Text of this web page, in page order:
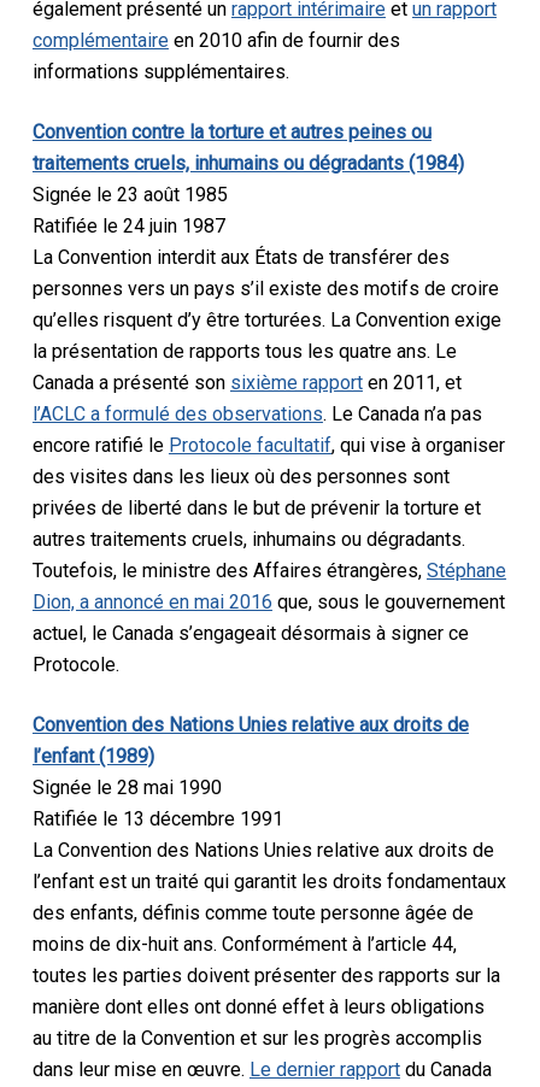
également présenté un rapport intérimaireet un rapport
complémentaireen 2010 afin de fournir des
informations supplémentaires.
Convention contre la torture et autres peines ou
traitements cruels, inhumains ou dégradants (1984)
Signée le 23 août 1985
Ratifiée le 24 juin 1987
La Convention interdit aux États de transférer des
personnes vers un pays s’il existe des motifs de croire
qu’elles risquent d’y être torturées. La Convention exige
la présentation de rapports tous les quatre ans. Le
Canada a présenté son sixième rapporten 2011, et
l’ACLC a formulé des observations. Le Canada n’a pas
encore ratifié le Protocole facultatif, qui vise à organiser
des visites dans les lieux où des personnes sont
privées de liberté dans le but de prévenir la torture et
autres traitements cruels, inhumains ou dégradants.
Toutefois, le ministre des Affaires étrangères, Stéphane
Dion, a annoncé en mai 2016 que, sous le gouvernement
actuel, le Canada s’engageait désormais à signer ce
Protocole.
Convention des Nations Unies relative aux droits de
l’enfant (1989)
Signée le 28 mai 1990
Ratifiée le 13 décembre 1991
La Convention des Nations Unies relative aux droits de
l’enfant est un traité qui garantit les droits fondamentaux
des enfants, définis comme toute personne âgée de
moins de dix-huit ans. Conformément à l’article 44,
toutes les parties doivent présenter des rapports sur la
manière dont elles ont donné effet à leurs obligations
au titre de la Convention et sur les progrès accomplis
dans leur mise en œuvre. Le dernier rapportdu Canada